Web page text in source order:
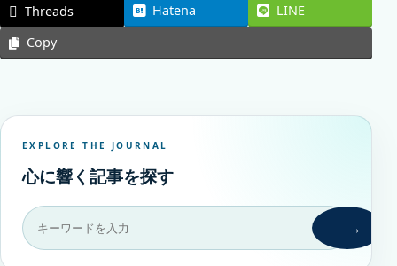
Threads
Hatena
LINE
Copy
EXPLORE THE JOURNAL
心に響く記事を探す
→